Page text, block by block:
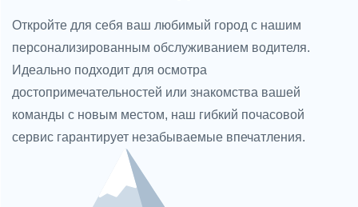
Откройте для себя ваш любимый город с нашим
персонализированным обслуживанием водителя.
Идеально подходит для осмотра
достопримечательностей или знакомства вашей
команды с новым местом, наш гибкий почасовой
сервис гарантирует незабываемые впечатления.